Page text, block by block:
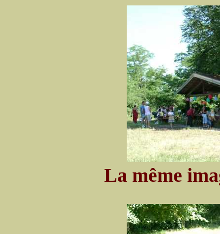
La même